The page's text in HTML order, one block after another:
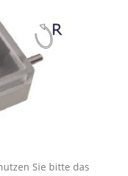
Sie bitte das